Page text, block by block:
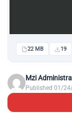
22 MB 19
Mzi
Published 01/